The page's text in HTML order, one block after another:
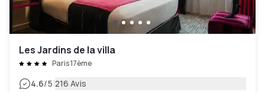
Les Jardins de la villa
Paris 17ème
4.6/5|216 Avis